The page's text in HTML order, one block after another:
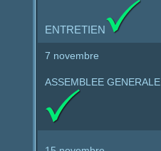
ENTRETIEN
7 novembre
ASSEMBLEE GENERALE